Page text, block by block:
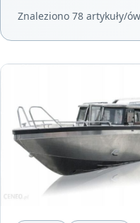
Znaleziono 78 artykuły/ów